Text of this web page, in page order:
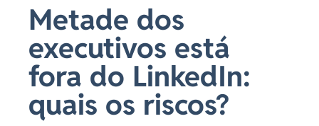
Metade dos
executivos está
fora do LinkedIn:
quais os riscos?